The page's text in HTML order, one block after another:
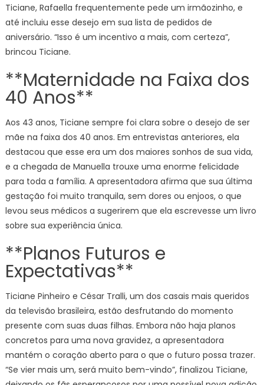
Ticiane, Rafaella frequentemente pede um irmãozinho, e
até incluiu esse desejo em sua lista de pedidos de
aniversário. “Isso é um incentivo a mais, com certeza”,
brincou Ticiane.
**Maternidade na Faixa dos
40 Anos**
Aos 43 anos, Ticiane sempre foi clara sobre o desejo de ser
mãe na faixa dos 40 anos. Em entrevistas anteriores, ela
destacou que esse era um dos maiores sonhos de sua vida,
e a chegada de Manuella trouxe uma enorme felicidade
para toda a família. A apresentadora afirma que sua última
gestação foi muito tranquila, sem dores ou enjoos, o que
levou seus médicos a sugerirem que ela escrevesse um livro
sobre sua experiência única.
**Planos Futuros e
Expectativas**
Ticiane Pinheiro e César Tralli, um dos casais mais queridos
da televisão brasileira, estão desfrutando do momento
presente com suas duas filhas. Embora não haja planos
concretos para uma nova gravidez, a apresentadora
mantém o coração aberto para o que o futuro possa trazer.
“Se vier mais um, será muito bem-vindo”, finalizou Ticiane,